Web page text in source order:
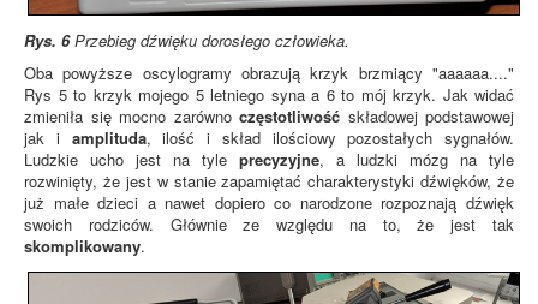
Rys. 6Przebieg dźwięku dorosłego człowieka.
Oba powyższe oscylogramy obrazują krzyk brzmiący "aaaaaa...."
Rys 5 to krzyk mojego 5 letniego syna a 6 to mój krzyk. Jak widać
zmieniła się mocno zarówno częstotliwość składowej podstawowej
jak i amplituda, ilość i skład ilościowy pozostałych sygnałów.
Ludzkie ucho jest na tyle precyzyjne, a ludzki mózg na tyle
rozwinięty, że jest w stanie zapamiętać charakterystyki dźwięków, że
już małe dzieci a nawet dopiero co narodzone rozpoznają dźwięk
swoich rodziców. Głównie ze względu na to, że jest tak
skomplikowany.